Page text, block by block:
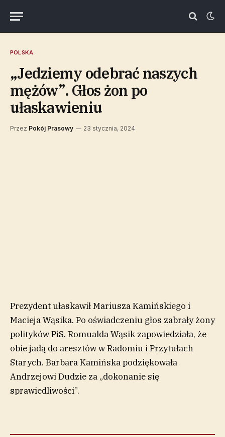
POLSKA
„Jedziemy odebrać naszych
mężów”. Głos żon po
ułaskawieniu
Przez Pokój Prasowy 23 stycznia, 2024
Prezydent ułaskawił Mariusza Kamińskiego i
Macieja Wąsika. Po oświadczeniu głos zabrały żony
polityków PiS. Romualda Wąsik zapowiedziała, że
obie jadą do aresztów w Radomiu i Przytułach
Starych. Barbara Kamińska podziękowała
Andrzejowi Dudzie za „dokonanie się
sprawiedliwości”.